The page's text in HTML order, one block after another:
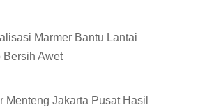
Marmer Bantu Lantai
Bersih Awet
Menteng Jakarta Pusat Hasil